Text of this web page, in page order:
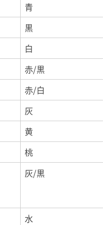
青
黒
白
赤/黒
赤/白
灰
黄
桃
灰/黒
水